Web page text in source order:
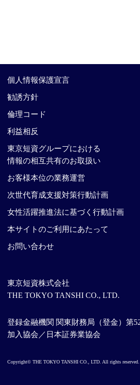
東京短資株式会社
THE TOKYO TANSHI CO., LTD.
登録金融機関 関東財務局（登金）第
加入協会／日本証券業協会
個人情報保護宣言
勧誘方針
倫理コード
利益相反
東京短資グループにおける
情報の相互共有のお取扱い
お客様本位の業務運営
次世代育成支援対策行動計画
女性活躍推進法に基づく行動計画
本サイトのご利用にあたって
お問い合わせ
Copyright© THE TOKYO TANSHI CO., LTD. All rights reserved.